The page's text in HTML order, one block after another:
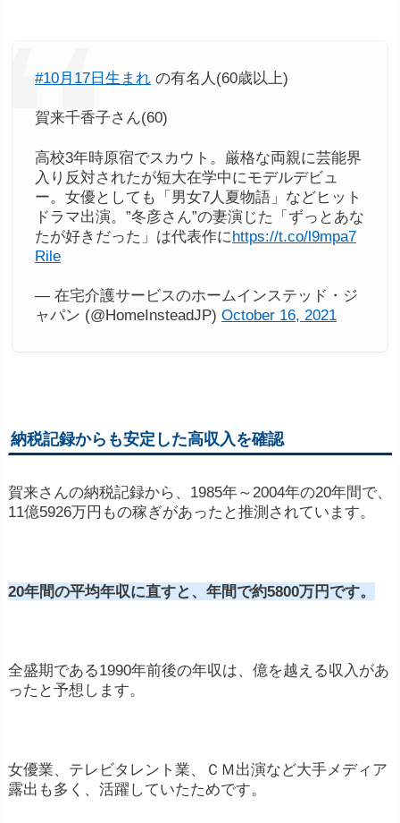
プロフィールは、仕事の獲得につながりやすく
ペーンやコマーシャルなどの大規模なプロジェ
クトに参加する場合、報酬が高くなることがあ
ります。
交渉スキル ：交渉力やビジネススキルは、モデ
可能
※ 年収1億円を公表した人気モデ
ルをケースを上げれば、個人のコスプレイヤー活動
#10月17日生まれ の有名人(60歳以上)
賀来千香子さん(60)
高校3年時原宿でスカウト。厳格な両親に芸能界
入り反対されたが短大在学中にモデルデビュ
ー。女優としても「男女7人夏物語」などヒット
ドラマ出演。”冬彦さん”の妻演じた「ずっとあな
たが好きだった」は代表作にhttps://t.co/l9mpa7
Rile
— 在宅介護サービスのホームインステッド・ジ
ャパン (@HomeInsteadJP) October 16, 2021
納税記録からも安定した高収入を確認
賀来さんの納税記録から、1985年～2004年の20年間で、
11億5926万円もの稼ぎがあったと推測されています。
20年間の平均年収に直すと、年間で約5800万円です。
全盛期である1990年前後の年収は、億を越える収入があ
ったと予想します。
女優業、テレビタレント業、ＣＭ出演など大手メディア
露出も多く、活躍していたためです。